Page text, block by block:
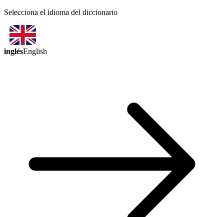
Selecciona el idioma del diccionario
inglésEnglish